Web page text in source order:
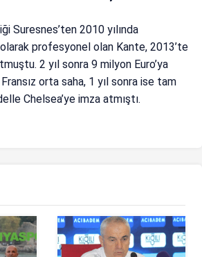
Suresnes’ten 2010 yılında
profesyonel olan Kante, 2013’te
2 yıl sonra 9 milyon Euro’ya
orta saha, 1 yıl sonra ise tam
Chelsea’ye imza atmıştı.